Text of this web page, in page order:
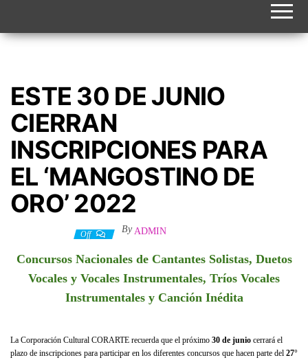
ESTE 30 DE JUNIO
CIERRAN
INSCRIPCIONES PARA
EL ‘MANGOSTINO DE
ORO’ 2022
Off By ADMIN
Concursos Nacionales de Cantantes Solistas, Duetos
Vocales y Vocales Instrumentales, Tríos Vocales
Instrumentales y Canción Inédita
La Corporación Cultural CORARTE recuerda que el próximo 30 de junio cerrará el
plazo de inscripciones para participar en los diferentes concursos que hacen parte del 27°